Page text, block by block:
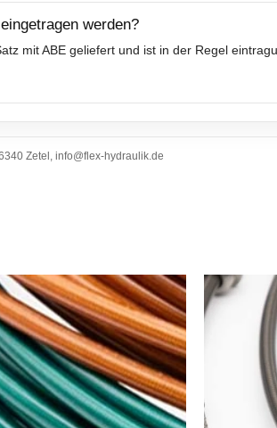
werden?
mit ABE geliefert und ist in der Regel
Zetel, info@flex-hydraulik.de